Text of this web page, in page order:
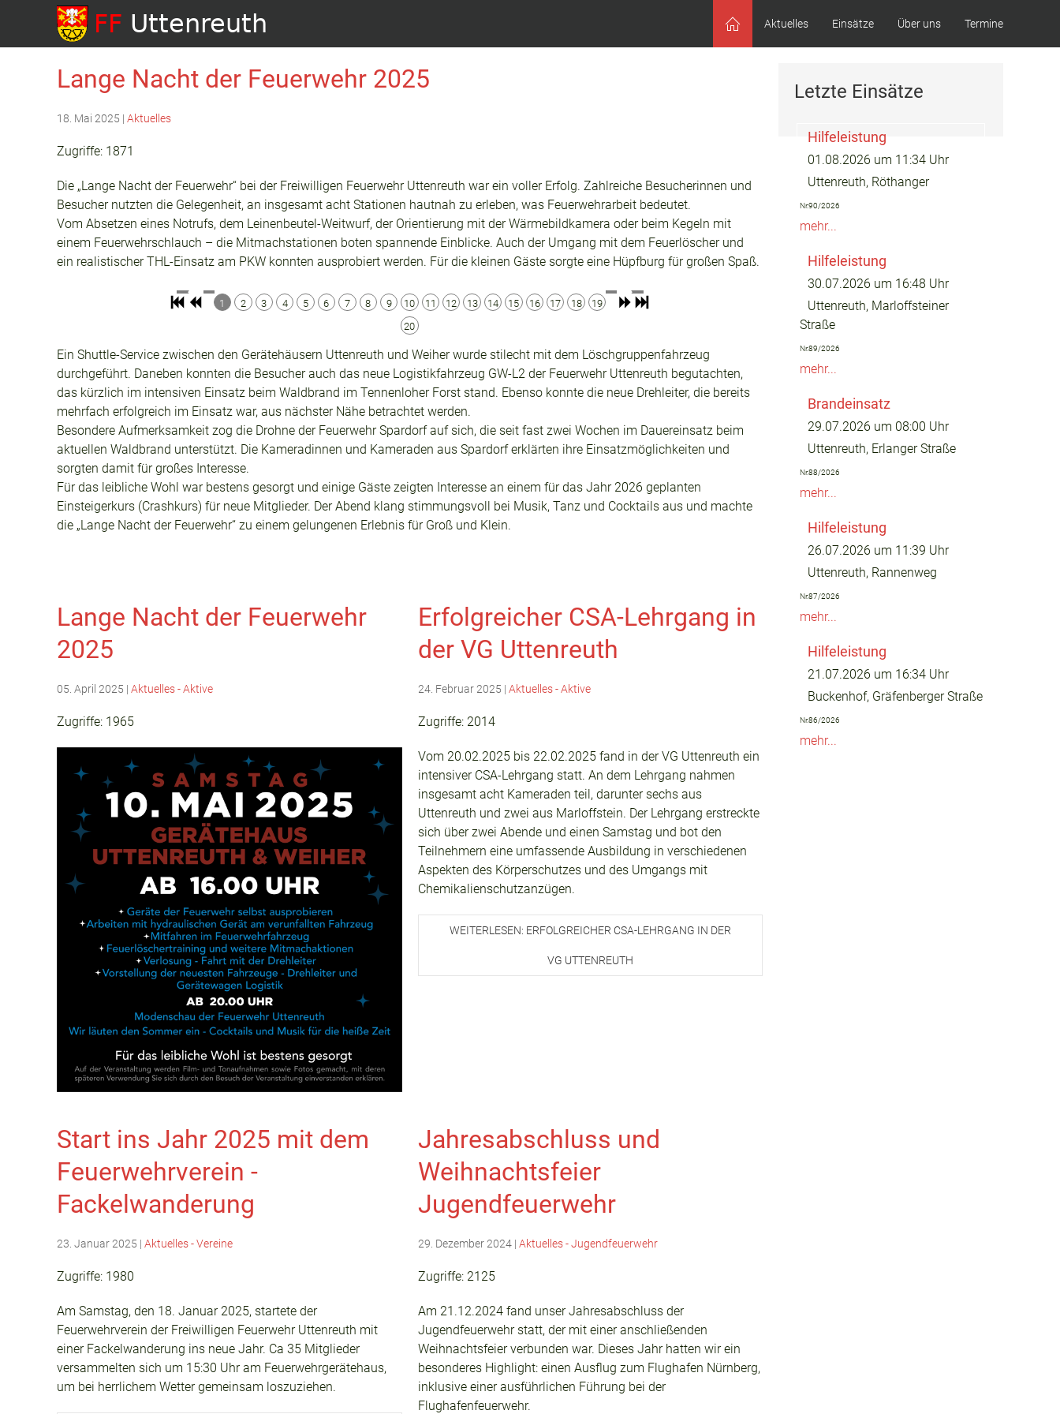
Aktuelles Einsätze Über uns Termine
Lange Nacht der Feuerwehr 2025
18. Mai 2025 | Aktuelles
Zugriffe: 1871
Die „Lange Nacht der Feuerwehr“ bei der Freiwilligen Feuerwehr Uttenreuth war ein voller Erfolg. Zahlreiche Besucherinnen und
Besucher nutzten die Gelegenheit, an insgesamt acht Stationen hautnah zu erleben, was Feuerwehrarbeit bedeutet.
Vom Absetzen eines Notrufs, dem Leinenbeutel-Weitwurf, der Orientierung mit der Wärmebildkamera oder beim Kegeln mit
einem Feuerwehrschlauch – die Mitmachstationen boten spannende Einblicke. Auch der Umgang mit dem Feuerlöscher und
ein realistischer THL-Einsatz am PKW konnten ausprobiert werden. Für die kleinen Gäste sorgte eine Hüpfburg für großen Spaß.
1 2 3 4 5 6 7 8 9 10 11 12 13 14 15 16 17 18
19
20
Ein Shuttle-Service zwischen den Gerätehäusern Uttenreuth und Weiher wurde stilecht mit dem Löschgruppenfahrzeug
durchgeführt. Daneben konnten die Besucher auch das neue Logistikfahrzeug GW-L2 der Feuerwehr Uttenreuth begutachten,
das kürzlich im intensiven Einsatz beim Waldbrand im Tennenloher Forst stand. Ebenso konnte die neue Drehleiter, die bereits
mehrfach erfolgreich im Einsatz war, aus nächster Nähe betrachtet werden.
Besondere Aufmerksamkeit zog die Drohne der Feuerwehr Spardorf auf sich, die seit fast zwei Wochen im Dauereinsatz beim
aktuellen Waldbrand unterstützt. Die Kameradinnen und Kameraden aus Spardorf erklärten ihre Einsatzmöglichkeiten und
sorgten damit für großes Interesse.
Für das leibliche Wohl war bestens gesorgt und einige Gäste zeigten Interesse an einem für das Jahr 2026 geplanten
Einsteigerkurs (Crashkurs) für neue Mitglieder. Der Abend klang stimmungsvoll bei Musik, Tanz und Cocktails aus und machte
die „Lange Nacht der Feuerwehr“ zu einem gelungenen Erlebnis für Groß und Klein.
Lange Nacht der Feuerwehr
2025
05. April 2025 | Aktuelles - Aktive
Zugriffe: 1965
Erfolgreicher CSA-Lehrgang in
der VG Uttenreuth
24. Februar 2025 | Aktuelles - Aktive
Zugriffe: 2014
Vom 20.02.2025 bis 22.02.2025 fand in der VG Uttenreuth ein
intensiver CSA-Lehrgang statt. An dem Lehrgang nahmen
insgesamt acht Kameraden teil, darunter sechs aus
Uttenreuth und zwei aus Marloffstein. Der Lehrgang erstreckte
sich über zwei Abende und einen Samstag und bot den
Teilnehmern eine umfassende Ausbildung in verschiedenen
Aspekten des Körperschutzes und des Umgangs mit
Chemikalienschutzanzügen.
WEITERLESEN: ERFOLGREICHER CSA-LEHRGANG IN DER
VG UTTENREUTH
Start ins Jahr 2025 mit dem
Feuerwehrverein -
Fackelwanderung
23. Januar 2025 | Aktuelles - Vereine
Zugriffe: 1980
Am Samstag, den 18. Januar 2025, startete der
Feuerwehrverein der Freiwilligen Feuerwehr Uttenreuth mit
einer Fackelwanderung ins neue Jahr. Ca 35 Mitglieder
versammelten sich um 15:30 Uhr am Feuerwehrgerätehaus,
um bei herrlichem Wetter gemeinsam loszuziehen.
Jahresabschluss und
Weihnachtsfeier
Jugendfeuerwehr
29. Dezember 2024 | Aktuelles - Jugendfeuerwehr
Zugriffe: 2125
Am 21.12.2024 fand unser Jahresabschluss der
Jugendfeuerwehr statt, der mit einer anschließenden
Weihnachtsfeier verbunden war. Dieses Jahr hatten wir ein
besonderes Highlight: einen Ausflug zum Flughafen Nürnberg,
inklusive einer ausführlichen Führung bei der
Flughafenfeuerwehr.
Letzte Einsätze
Hilfeleistung
01.08.2026 um 11:34 Uhr
Uttenreuth, Röthanger
Nr.90/2026
mehr...
Hilfeleistung
30.07.2026 um 16:48 Uhr
Uttenreuth, Marloffsteiner
Straße
Nr.89/2026
mehr...
Brandeinsatz
29.07.2026 um 08:00 Uhr
Uttenreuth, Erlanger Straße
Nr.88/2026
mehr...
Hilfeleistung
26.07.2026 um 11:39 Uhr
Uttenreuth, Rannenweg
Nr.87/2026
mehr...
Hilfeleistung
21.07.2026 um 16:34 Uhr
Buckenhof, Gräfenberger Straße
Nr.86/2026
mehr...